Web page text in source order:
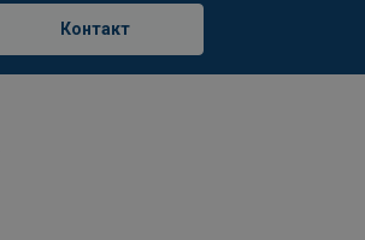
Контакт